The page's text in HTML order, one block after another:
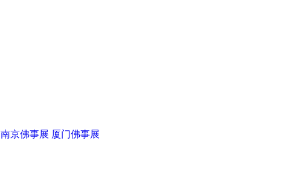
南京佛事展 厦门佛事展